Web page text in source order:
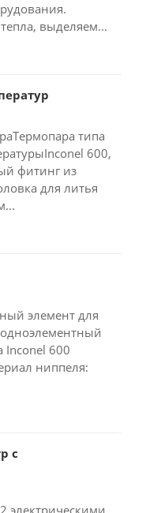
выделяем...
типа
600,
фитинг из
для литья
элемент для
Inconel 600
ниппеля:
с
электрическими